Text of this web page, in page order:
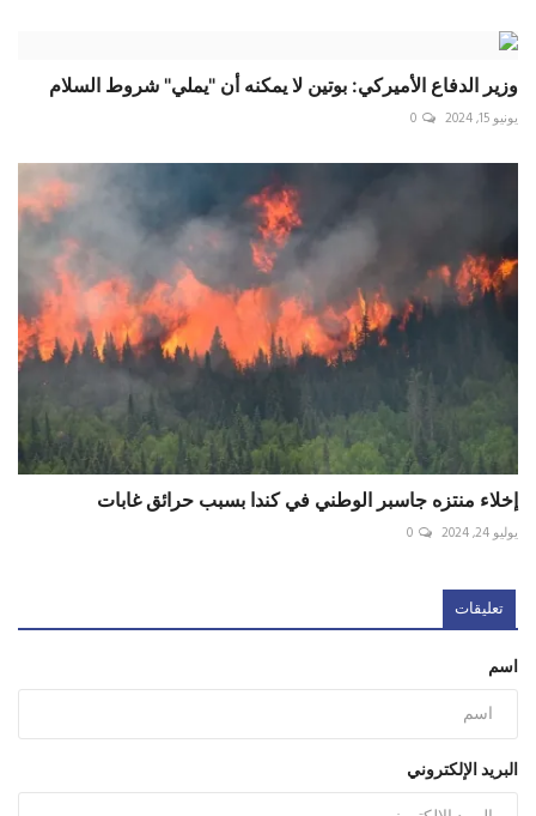
وزير الدفاع الأميركي: بوتين لا يمكنه أن "يملي" شروط السلام
يونيو 15, 2024 0
إخلاء منتزه جاسبر الوطني في كندا بسبب حرائق غابات
يوليو 24, 2024 0
تعليقات
اسم
البريد الإلكتروني